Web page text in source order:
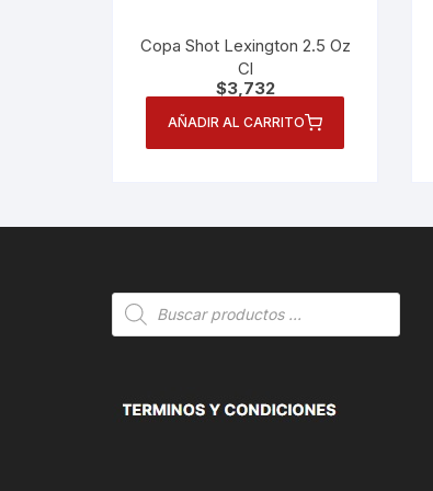
Copa Shot Lexington 2.5 Oz
Cl
$3,732
AÑADIR AL CARRITO
Búsqueda
de